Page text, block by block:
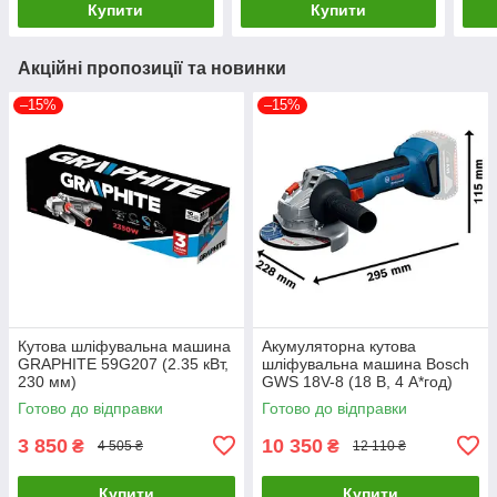
Купити Купити
Акційні пропозиції та новинки
–15%
Кутова шліфувальна машина
GRAPHITE 59G207 (2.35 кВт,
230 мм)
Готово до відправки
3 850 ₴ 4 505 ₴
–15%
Акумуляторна кутова
шліфувальна машина Bosch
GWS 18V-8 (18 В, 4 А*год)
(06019N9021)
Готово до відправки
10 350 ₴ 12 110 ₴